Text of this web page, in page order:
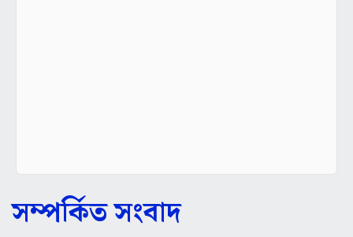
সম্পর্কিত সংবাদ